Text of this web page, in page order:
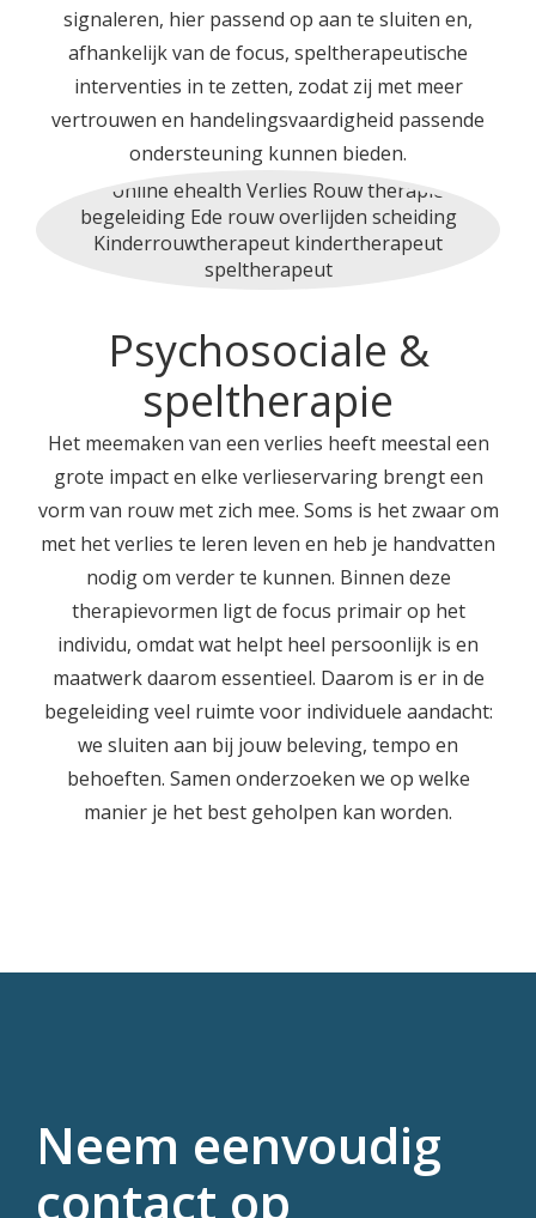
signaleren, hier passend op aan te sluiten en,
afhankelijk van de focus, speltherapeutische
interventies in te zetten, zodat zij met meer
vertrouwen en handelingsvaardigheid passende
ondersteuning kunnen bieden.
Psychosociale &
speltherapie
Het meemaken van een verlies heeft meestal een
grote impact en elke verlieservaring brengt een
vorm van rouw met zich mee. Soms is het zwaar om
met het verlies te leren leven en heb je handvatten
nodig om verder te kunnen. Binnen deze
therapievormen ligt de focus primair op het
individu, omdat wat helpt heel persoonlijk is en
maatwerk daarom essentieel. Daarom is er in de
begeleiding veel ruimte voor individuele aandacht:
we sluiten aan bij jouw beleving, tempo en
behoeften. Samen onderzoeken we op welke
manier je het best geholpen kan worden.
Neem eenvoudig
contact op